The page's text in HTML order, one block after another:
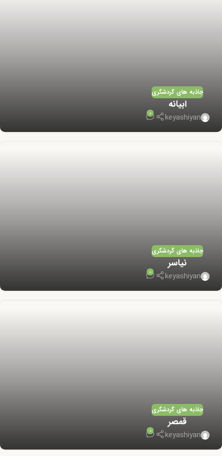
جاذبه های گردشگری
ابیانه
keyashiyan
0
جاذبه های گردشگری
نیاسر
keyashiyan
0
جاذبه های گردشگری
قمصر
keyashiyan
0